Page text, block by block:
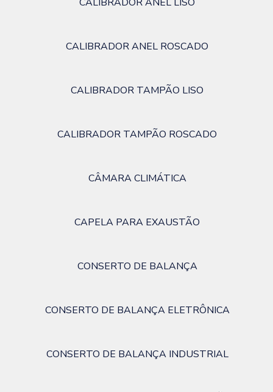
CALIBRADOR ANEL ROSCADO
CALIBRADOR TAMPÃO LISO
CALIBRADOR TAMPÃO ROSCADO
CÂMARA CLIMÁTICA
CAPELA PARA EXAUSTÃO
CONSERTO DE BALANÇA
CONSERTO DE BALANÇA ELETRÔNICA
CONSERTO DE BALANÇA INDUSTRIAL